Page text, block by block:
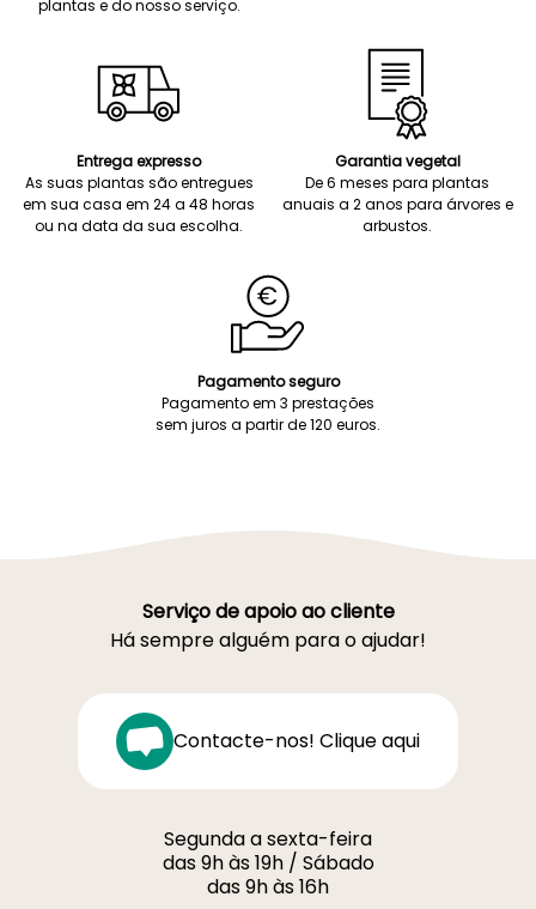
plantas e do nosso serviço.
Entrega expresso
As suas plantas são entregues
em sua casa em 24 a 48 horas
ou na data da sua escolha.
Garantia vegetal
De 6 meses para plantas
anuais a 2 anos para árvores e
arbustos.
Pagamento seguro
Pagamento em 3 prestações
sem juros a partir de 120 euros.
Serviço de apoio ao cliente
Há sempre alguém para o ajudar!
Contacte-nos! Clique aqui
Segunda a sexta-feira
das 9h às 19h / Sábado
das 9h às 16h